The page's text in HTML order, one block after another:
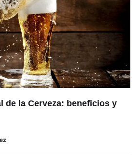
de la Cerveza: beneficios y